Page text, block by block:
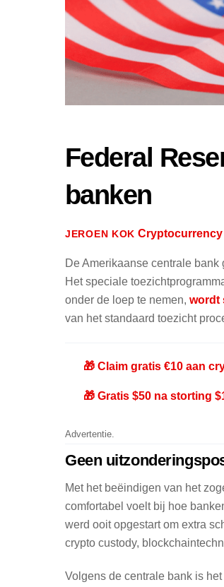
Federal
banken
JEROEN KOK
De Amerikaanse centrale
Het speciale
onder de loep te nemen, wordt
van het standaard toezicht
🎁 Claim gratis €10 aan
🎁 Gratis $50 na storting
Advertentie.
Geen
Met het beëindigen van het
comfortabel voelt bij hoe
werd ooit opgestart om extra
crypto custody,
Volgens de centrale bank is